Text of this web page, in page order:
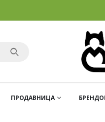
ПРОДАВНИЦА